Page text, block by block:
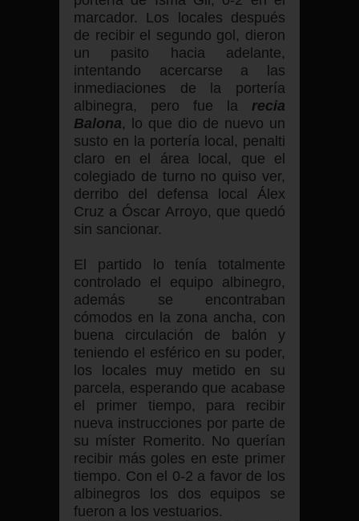
marcador. Los locales después
de recibir el segundo gol, dieron
un pasito hacia adelante,
intentando acercarse a las
inmediaciones de la portería
albinegra, pero fue la recia
Balona, lo que dio de nuevo un
susto en la portería local, penalti
claro en el área local, que el
colegiado de turno no quiso ver,
derribo del defensa local Álex
Cruz a Óscar Arroyo, que quedó
sin sancionar.
El partido lo tenía totalmente
controlado el equipo albinegro,
además se encontraban
cómodos en la zona ancha, con
buena circulación de balón y
teniendo el esférico en su poder,
los locales muy metido en su
parcela, esperando que acabase
el primer tiempo, para recibir
nueva instrucciones por parte de
su míster Romerito. No querían
recibir más goles en este primer
tiempo. Con el 0-2 a favor de los
albinegros los dos equipos se
fueron a los vestuarios.